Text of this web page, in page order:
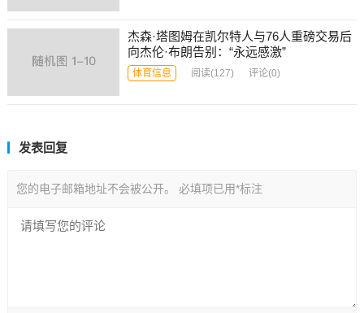
杰森·塔图姆在凯尔特人与76人重磅交易后
向杰伦·布朗告别：“永远感激”
体育信息 阅读(127) 评论(0)
发表回复
您的电子邮箱地址不会被公开。 必填项已用*标注